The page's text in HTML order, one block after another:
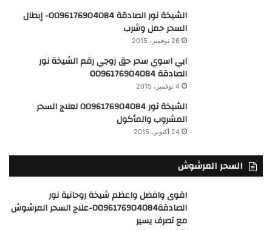
الشيخة نور الصادقة 0096176904084- إبطال
السحر حمل وشرب
26 نوفمبر، 2015
ابي اسوي سحر حق زوجي رقم الشيخة نور
الصادقة 0096176904084
4 نوفمبر، 2015
الشيخة نور 0096176904084 لعلاج السحر
المشروب والمأكول
24 أكتوبر، 2015
السحر المرشوش
اقوى وافضل واعظم شيخة روحانية نور
الصادقة0096176904084-علاج السحر المرشوش
مع تصرف يسير